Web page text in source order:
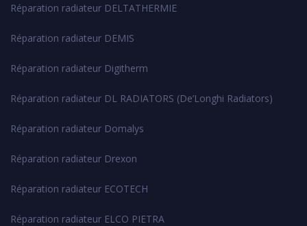
Réparation radiateur DELTATHERMIE
Réparation radiateur DEMIS
Réparation radiateur Digitherm
Réparation radiateur DL RADIATORS (De’Longhi Radiators)
Réparation radiateur Domalys
Réparation radiateur Drexon
Réparation radiateur ECOTECH
Réparation radiateur ELCO PIETRA